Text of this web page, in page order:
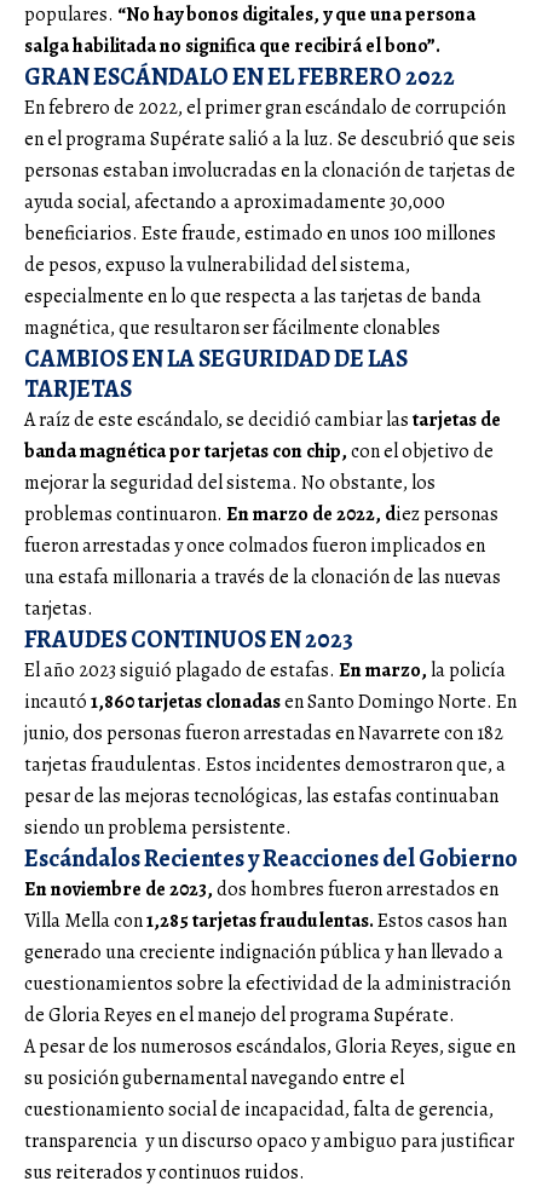
populares. “No hay bonos digitales, y que una persona
salga habilitada no significa que recibirá el bono”.
GRAN ESCÁNDALO EN EL FEBRERO 2022
En febrero de 2022, el primer gran escándalo de corrupción
en el programa Supérate salió a la luz. Se descubrió que seis
personas estaban involucradas en la clonación de tarjetas de
ayuda social, afectando a aproximadamente 30,000
beneficiarios. Este fraude, estimado en unos 100 millones
de pesos, expuso la vulnerabilidad del sistema,
especialmente en lo que respecta a las tarjetas de banda
magnética, que resultaron ser fácilmente clonables
CAMBIOS EN LA SEGURIDAD DE LAS
TARJETAS
A raíz de este escándalo, se decidió cambiar lastarjetas de
banda magnética por tarjetas con chip,con el objetivo de
mejorar la seguridad del sistema. No obstante, los
problemas continuaron. En marzo de 2022, diez personas
fueron arrestadas y once colmados fueron implicados en
una estafa millonaria a través de la clonación de las nuevas
tarjetas.
FRAUDES CONTINUOS EN 2023
El año 2023 siguió plagado de estafas. En marzo, la policía
incautó1,860 tarjetas clonadasen Santo Domingo Norte. En
junio, dos personas fueron arrestadas en Navarrete con 182
tarjetas fraudulentas. Estos incidentes demostraron que, a
pesar de las mejoras tecnológicas, las estafas continuaban
siendo un problema persistente.
Escándalos Recientes y Reacciones del Gobierno
En noviembre de 2023,dos hombres fueron arrestados en
Villa Mella con1,285 tarjetas fraudulentas.Estos casos han
generado una creciente indignación pública y han llevado a
cuestionamientos sobre la efectividad de la administración
de Gloria Reyes en el manejo del programa Supérate.
A pesar de los numerosos escándalos, Gloria Reyes, sigue en
su posición gubernamental navegando entre el
cuestionamiento social de incapacidad, falta de gerencia,
transparencia y un discurso opaco y ambiguo para justificar
sus reiterados y continuos ruidos.